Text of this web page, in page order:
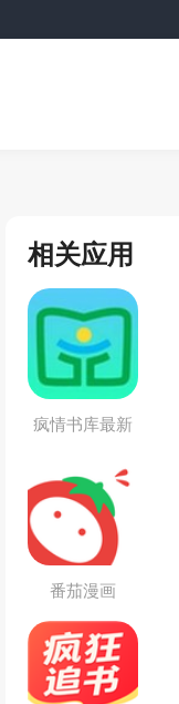
相关应用
疯情书库最新
番茄漫画